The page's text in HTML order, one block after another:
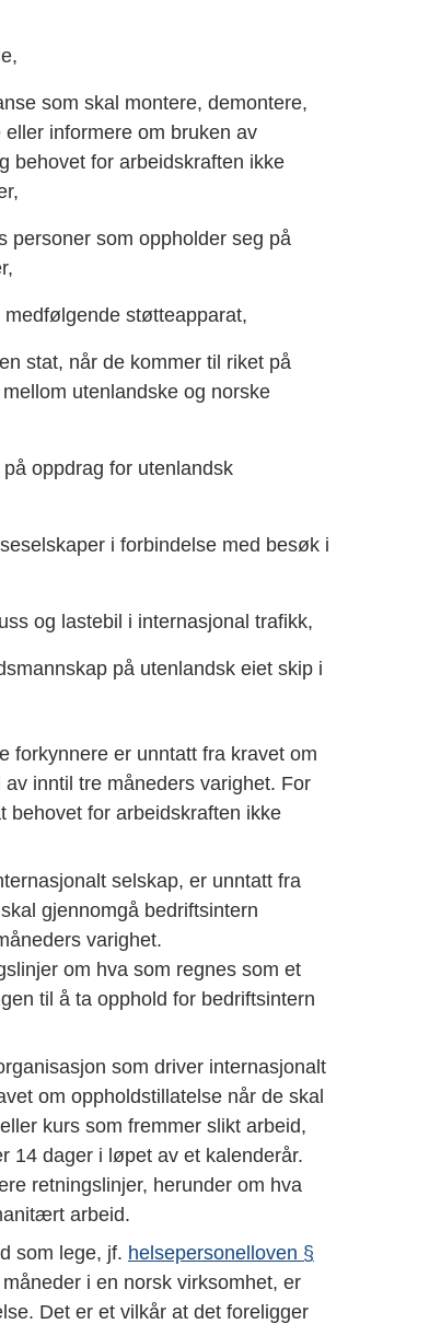
som skal montere, demontere,
informere om bruken av
behovet for arbeidskraften ikke
personer som oppholder seg på
støtteapparat,
stat, når de kommer til riket på
utenlandske og norske
oppdrag for utenlandsk
i forbindelse med besøk i
og lastebil i internasjonal trafikk,
på utenlandsk eiet skip i
forkynnere er unntatt fra kravet om
inntil tre måneders varighet. For
behovet for arbeidskraften ikke
selskap, er unntatt fra
gjennomgå bedriftsintern
varighet.
om hva som regnes som et
til å ta opphold for bedriftsintern
som driver internasjonalt
om oppholdstillatelse når de skal
kurs som fremmer slikt arbeid,
14 dager i løpet av et kalenderår.
retningslinjer, herunder om hva
arbeid.
som lege, jf. helsepersonelloven §
i en norsk virksomhet, er
Det er et vilkår at det foreligger